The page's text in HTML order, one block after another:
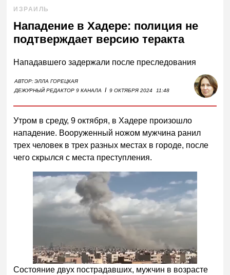
ИЗРАИЛЬ
Нападение в Хадере: полиция не
подтверждает версию теракта
Нападавшего задержали после преследования
АВТОР:ЭЛЛА ГОРЕЦКАЯ
ДЕЖУРНЫЙ РЕДАКТОР 9 КАНАЛА
I 9 ОКТЯБРЯ 2024 11:48
Утром в среду, 9 октября, в Хадере произошло
нападение. Вооруженный ножом мужчина ранил
трех человек в трех разных местах в городе, после
чего скрылся с места преступления.
Состояние двух пострадавших, мужчин в возрасте